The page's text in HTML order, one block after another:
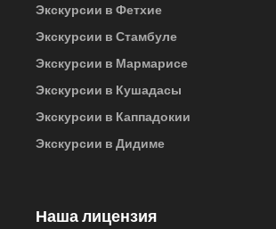
Экскурсии в Фетхие
Экскурсии в Стамбуле
Экскурсии в Мармарисе
Экскурсии в Кушадасы
Экскурсии в Каппадокии
Экскурсии в Дидиме
Наша лицензия